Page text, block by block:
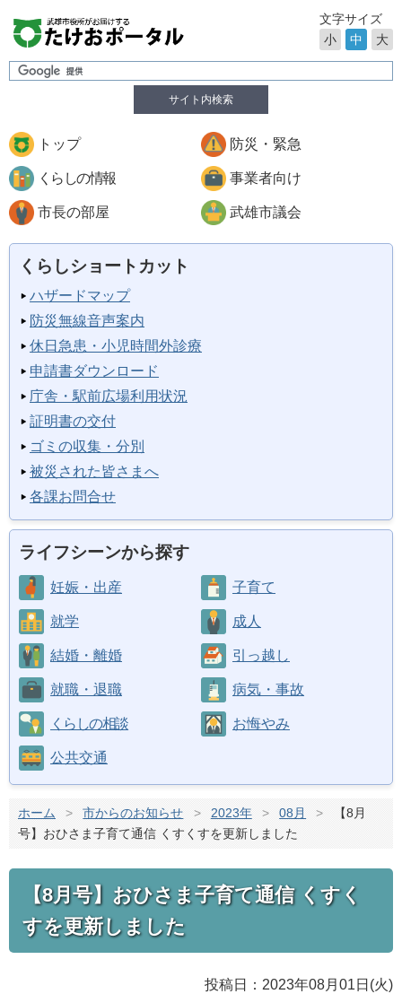
サイト内検索
文字サイズ
小
中 大
トップ 防災・緊急
くらしの情報 事業者向け
市長の部屋 武雄市議会
くらしショートカット
ハザードマップ
防災無線音声案内
休日急患・小児時間外診療
申請書ダウンロード
庁舎・駅前広場利用状況
証明書の交付
ゴミの収集・分別
被災された皆さまへ
各課お問合せ
ライフシーンから探す
妊娠・出産 子育て
就学 成人
結婚・離婚 引っ越し
就職・退職 病気・事故
くらしの相談 お悔やみ
公共交通
ホーム > 市からのお知らせ > 2023年 > 08月 >
【8月
号】おひさま子育て通信 くすくすを更新しました
【8月号】おひさま子育て通信 くすく
すを更新しました
投稿日：2023年08月01日(火)